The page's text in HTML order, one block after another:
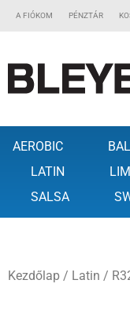
A FIÓKOM PÉNZTÁR
AEROBIC
LATIN
SALSA
Kezdőlap / Latin /